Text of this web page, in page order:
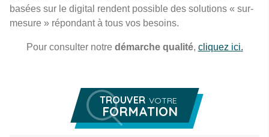
basées sur le digital rendent possible des solutions « sur-
mesure » répondant à tous vos besoins.
Pour consulter notre démarche qualité, cliquez ici.
TROUVER VOTRE
FORMATION
Rechercher une formation